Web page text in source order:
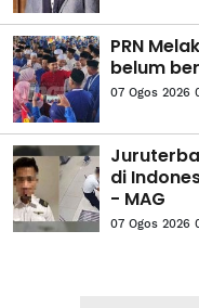
PRN
belum
07 Ogos 2026
di
- MAG
07 Ogos 2026